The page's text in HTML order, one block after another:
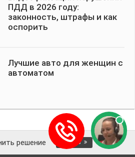
ПДД в 2026 году:
законность, штрафы и как
оспорить
Лучшие авто для женщин с
автоматом
ЧИТАТЬ ВОПРОСЫ